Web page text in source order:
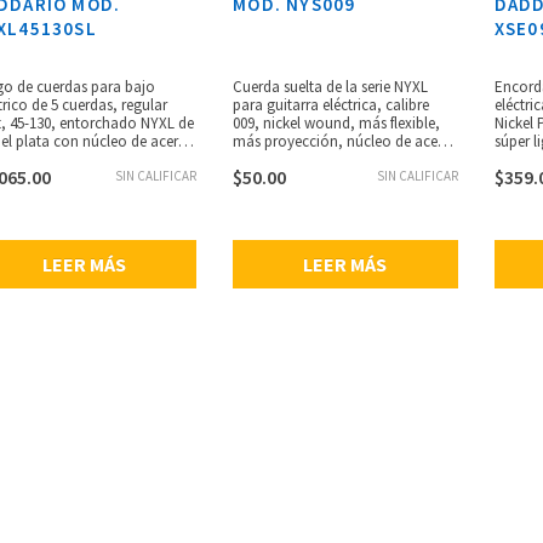
de cuerdas para bajo
de 5 cuerdas, regular
45-130, entorchado NYXL de
plata con núcleo de acero
y gran respuesta
y armónicos
calibres: .045, .065,
.100, .130.
SIN CALIFICAR
LEER MÁS
Cuerda suelta de la serie NYXL
para guitarra eléctrica, calibre
009, nickel wound, más flexible,
más proyección, núcleo de acero
rupturas, aleación de acero liso,
cuerdas siempre frescas.
SIN CALIFICAR
$50.00
LEER MÁS
Nickel
súper
de
$